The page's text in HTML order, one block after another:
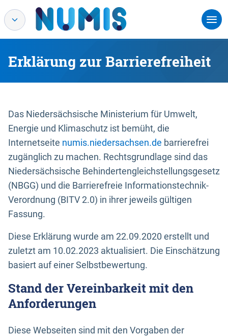
Erklärung zur Barrierefreiheit
Das Niedersächsische Ministerium für Umwelt,
Energie und Klimaschutz ist bemüht, die
Internetseite numis.niedersachsen.de barrierefrei
zugänglich zu machen. Rechtsgrundlage sind das
Niedersächsische Behindertengleichstellungsgesetz
(NBGG) und die Barrierefreie Informationstechnik-
Verordnung (BITV 2.0) in ihrer jeweils gültigen
Fassung.
Diese Erklärung wurde am 22.09.2020 erstellt und
zuletzt am 10.02.2023 aktualisiert. Die Einschätzung
basiert auf einer Selbstbewertung.
Stand der Vereinbarkeit mit den
Anforderungen
Diese Webseiten sind mit den Vorgaben der